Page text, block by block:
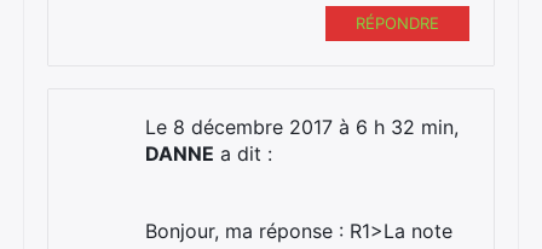
RÉPONDRE
Le 8 décembre 2017 à 6 h 32 min,
DANNE a dit :
Bonjour, ma réponse : R1>La note